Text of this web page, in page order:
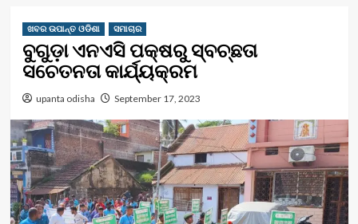
ଖବର ଉପାନ୍ତ ଓଡିଶା ସମାଚାର
ବୁଗୁଡ଼ା ଏନଏସି ପକ୍ଷରୁ ସ୍ବଚ୍ଛତା
ସଚେତନତା କାର୍ଯ୍ୟକ୍ରମ
upanta odisha September 17, 2023